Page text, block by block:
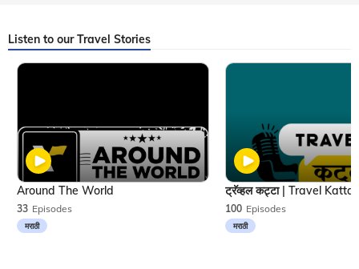
Listen to our Travel Stories
33 Episodes
मराठी
Around The World
100 Episodes
मराठी